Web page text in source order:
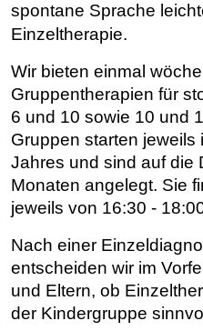
spontane Sprache
Einzeltherapie.
Wir bieten einmal
Gruppentherapien für
6 und 10 sowie 10 und
Gruppen starten jeweils
Jahres und sind auf die
Monaten angelegt. Sie
jeweils von 16:30 -
Nach einer
entscheiden wir im
und Eltern, ob
der Kindergruppe